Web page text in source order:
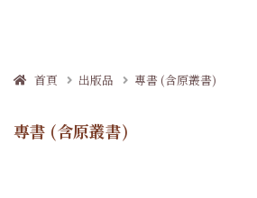
首頁 出版品 專書 (含原叢書)
專書 (含原叢書)